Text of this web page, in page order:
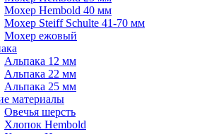
Мохер Hembold 40 мм
Мохер Steiff Schulte 41-70 мм
Мохер ежовый
Альпака 12 мм
Альпака 22 мм
Альпака 25 мм
материалы
Овечья шерсть
Хлопок Hembold